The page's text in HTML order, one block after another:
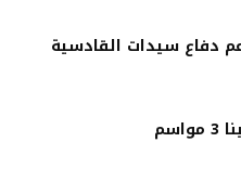
دفاع سيدات القادسية